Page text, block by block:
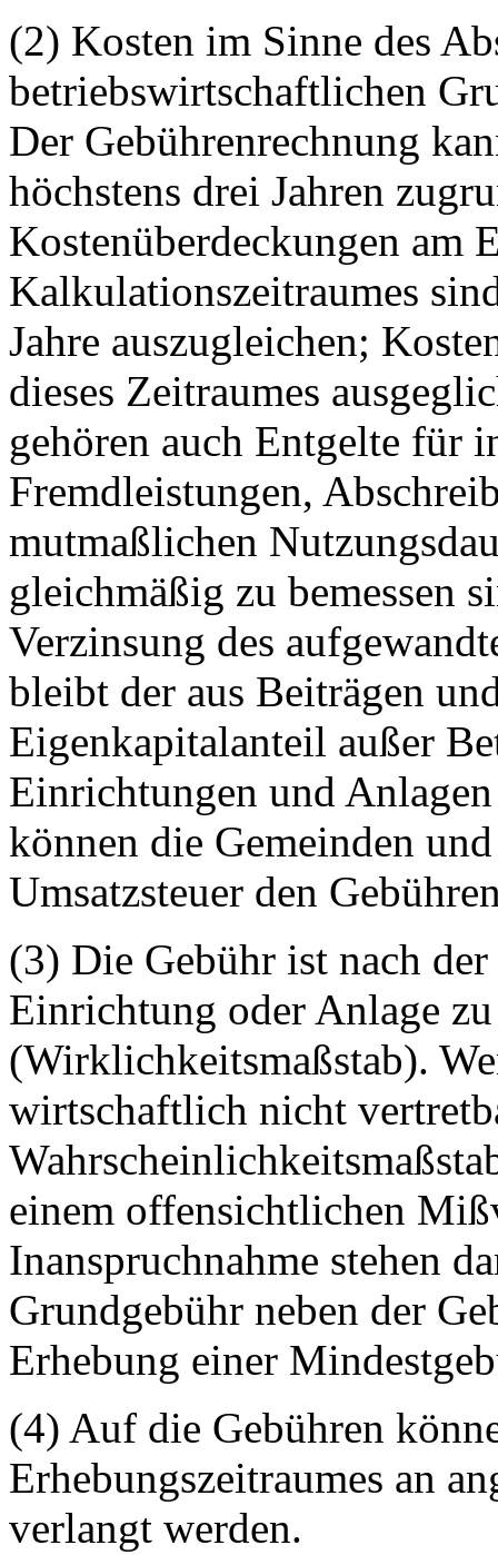
(2) Kosten im Sinne des
betriebswirtschaftlichen
Der Gebührenrechnung
höchstens drei Jahren
Kostenüberdeckungen am
Kalkulationszeitraumes
Jahre auszugleichen;
dieses Zeitraumes
gehören auch Entgelte für
Fremdleistungen,
mutmaßlichen
gleichmäßig zu bemessen
Verzinsung des
bleibt der aus Beiträgen
Eigenkapitalanteil außer
Einrichtungen und
können die Gemeinden
Umsatzsteuer den
(3) Die Gebühr ist nach
Einrichtung oder Anlage zu
(Wirklichkeitsmaßstab).
wirtschaftlich nicht
einem offensichtlichen
Inanspruchnahme stehen
Grundgebühr neben der
Erhebung einer
(4) Auf die Gebühren
Erhebungszeitraumes an
verlangt werden.